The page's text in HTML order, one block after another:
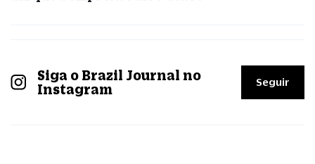
Siga o Brazil Journal no
Instagram
Seguir